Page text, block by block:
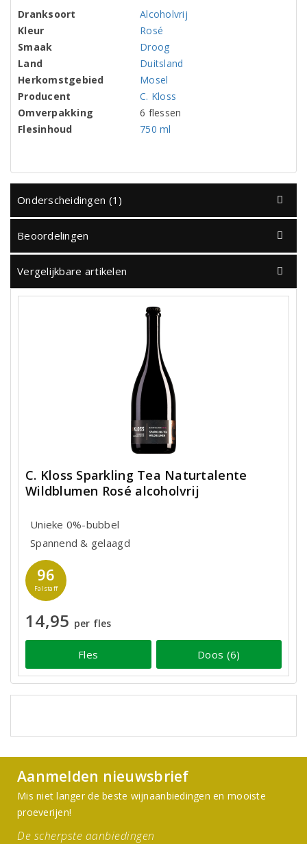
Dranksoort
Alcoholvrij
Kleur
Rosé
Smaak
Droog
Land
Duitsland
Herkomstgebied
Mosel
Producent
C. Kloss
Omverpakking
6 flessen
Flesinhoud
750 ml
Onderscheidingen (1)
Beoordelingen
Vergelijkbare artikelen
C. Kloss Sparkling Tea Naturtalente
Wildblumen Rosé alcoholvrij
Unieke 0%-bubbel
Spannend & gelaagd
96
Falstaff
14,95 per fles
Fles Doos (6)
Aanmelden nieuwsbrief
Mis niet langer de beste wijnaanbiedingen en mooiste
proeverijen!
De scherpste aanbiedingen